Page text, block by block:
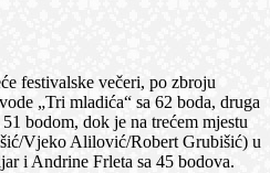
festivalske večeri, po zbroju
„Tri mladića“ sa 62 boda, druga
bodom, dok je na trećem mjestu
Vjeko Alilović/Robert Grubišić) u
i Andrine Frleta sa 45 bodova.